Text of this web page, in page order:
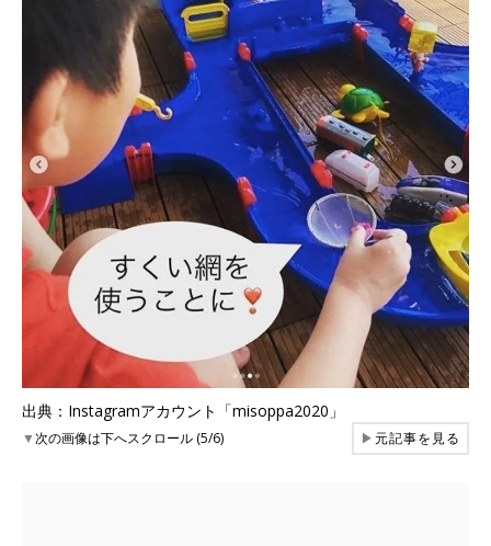
出典：Instagramアカウント「misoppa2020」
▼次の画像は下へスクロール (5/6) ▶元記事を見る